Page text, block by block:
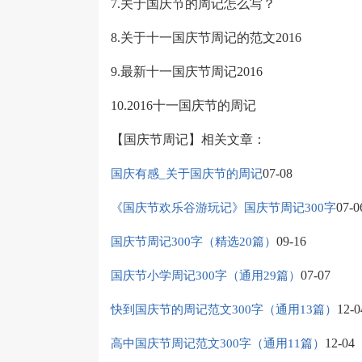
7.关于国庆节的周记怎么写？
8.关于十一国庆节周记的范文2016
9.最新十一国庆节周记2016
10.2016十一国庆节的周记
【国庆节周记】相关文章：
国庆有感_关于国庆节的周记07-08
《国庆节欢乐谷游玩记》国庆节周记300字07-
国庆节周记300字（精选20篇） 09-16
国庆节小学周记300字（通用29篇） 07-07
快到国庆节的周记范文300字（通用13篇） 12-
高中国庆节周记范文300字（通用11篇） 12-04